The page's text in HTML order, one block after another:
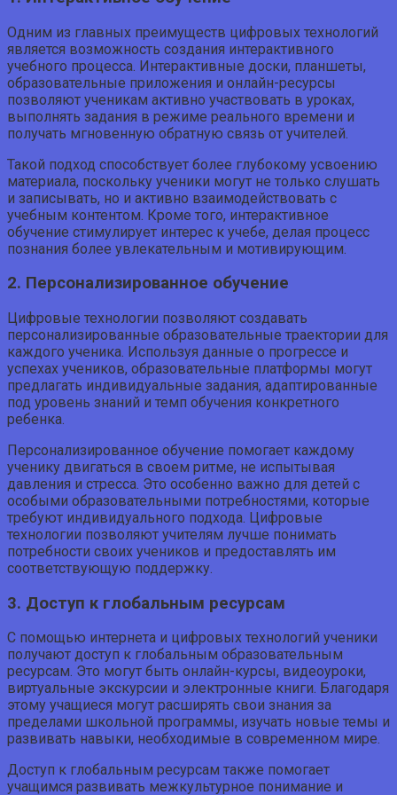
Одним из главных преимуществ цифровых технологий
является возможность создания интерактивного
учебного процесса. Интерактивные доски, планшеты,
образовательные приложения и онлайн-ресурсы
позволяют ученикам активно участвовать в уроках,
выполнять задания в режиме реального времени и
получать мгновенную обратную связь от учителей.
Такой подход способствует более глубокому усвоению
материала, поскольку ученики могут не только слушать
и записывать, но и активно взаимодействовать с
учебным контентом. Кроме того, интерактивное
обучение стимулирует интерес к учебе, делая процесс
познания более увлекательным и мотивирующим.
2. Персонализированное обучение
Цифровые технологии позволяют создавать
персонализированные образовательные траектории для
каждого ученика. Используя данные о прогрессе и
успехах учеников, образовательные платформы могут
предлагать индивидуальные задания, адаптированные
под уровень знаний и темп обучения конкретного
ребенка.
Персонализированное обучение помогает каждому
ученику двигаться в своем ритме, не испытывая
давления и стресса. Это особенно важно для детей с
особыми образовательными потребностями, которые
требуют индивидуального подхода. Цифровые
технологии позволяют учителям лучше понимать
потребности своих учеников и предоставлять им
соответствующую поддержку.
3. Доступ к глобальным ресурсам
С помощью интернета и цифровых технологий ученики
получают доступ к глобальным образовательным
ресурсам. Это могут быть онлайн-курсы, видеоуроки,
виртуальные экскурсии и электронные книги. Благодаря
этому учащиеся могут расширять свои знания за
пределами школьной программы, изучать новые темы и
развивать навыки, необходимые в современном мире.
Доступ к глобальным ресурсам также помогает
учащимся развивать межкультурное понимание и